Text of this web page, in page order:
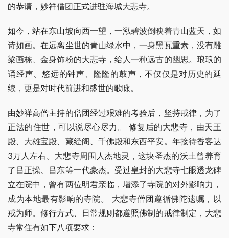
的恭请，妙祥僧团正式进驻海城大悲寺。
如今，站在东山坡向西一望，一泓碧波倒映着青山蓝天，如
诗如画。在远离尘世的青山绿水中，一身黑瓦重素，没有雕
梁画栋、金身饰粉的大悲寺，给人一种远古的幽思。琅琅的
诵经声、悠远的钟声、隆隆的鼓声，不仅仅是对历史的延
续，更是对时代前进和盛世的歌咏。
由妙祥高僧主持的僧团经过艰难的考验后，坚持戒律，为了
正法的住世，可以说尽心尽力。 修复后的大悲寺，由天王
殿、大雄宝殿、藏经阁、千佛殿和东西平安。年接待香客达
3万人左右。大悲寺周围人杰地灵，这块圣杰的沃土曾养育
了吕正操、吕东等一代豪杰。受过皇封的大悲寺七眼透龙碑
立在院中，曾有两位明君亲临，增添了寺院的对外影响力，
成为本地最有影响的寺院。 大悲寺僧团遵循佛陀遗嘱，以
戒为师。修行方式、日常规则都遵照佛制的戒律制定，大悲
寺常住有如下八项要求：